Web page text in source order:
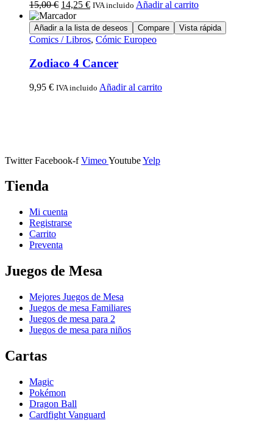
15,00€ 14,25 € IVA incluido Añadir al carrito
Añadir a la lista de deseos Compare Vista rápida
Comics / Libros, Cómic Europeo
Zodiaco 4 Cancer
9,95 € IVA incluido Añadir al carrito
Twitter Facebook-f VimeoYoutubeYelp
Tienda
Mi cuenta
Registrarse
Carrito
Preventa
Juegos de Mesa
Mejores Juegos de Mesa
Juegos de mesa Familiares
Juegos de mesa para 2
Juegos de mesa para niños
Cartas
Magic
Pokémon
Dragon Ball
Cardfight Vanguard